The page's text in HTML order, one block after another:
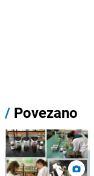
/ Povezano